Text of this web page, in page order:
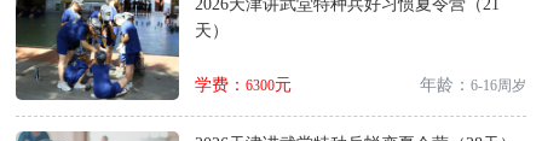
2026天津讲武堂特种兵好习惯夏令营（21
天）
学费： 6300元 年龄： 6-16周岁